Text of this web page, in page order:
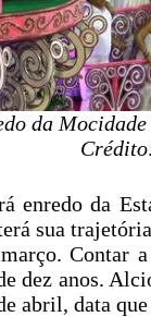
da
enredo da
sua
Contar
dez anos.
abril, data